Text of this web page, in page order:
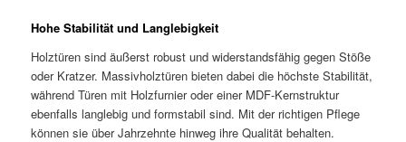
Hohe Stabilität und Langlebigkeit
Holztüren sind äußerst robust und widerstandsfähig gegen Stöße
oder Kratzer. Massivholztüren bieten dabei die höchste Stabilität,
während Türen mit Holzfurnier oder einer MDF-Kernstruktur
ebenfalls langlebig und formstabil sind. Mit der richtigen Pflege
können sie über Jahrzehnte hinweg ihre Qualität behalten.